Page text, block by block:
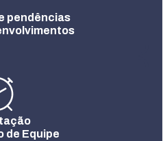
pendências
de Equipe